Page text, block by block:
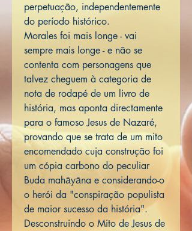
perpetuação, independentemente
do período histórico.
Morales foi mais longe - vai
sempre mais longe - e não se
contenta com personagens que
talvez cheguem à categoria de
nota de rodapé de um livro de
história, mas aponta directamente
para o famoso Jesus de Nazaré,
provando que se trata de um mito
encomendado cuja construção foi
um cópia carbono do peculiar
Buda mahāyāna e considerando-o
o herói da "conspiração populista
de maior sucesso da história".
Desconstruindo o Mito de Jesus de